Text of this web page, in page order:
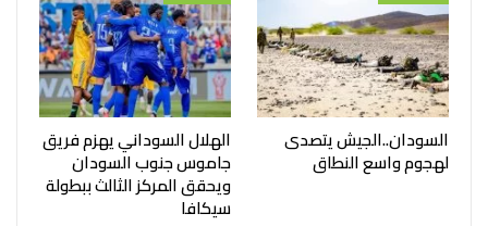
السودان..الجيش يتصدى
لهجوم واسع النطاق
الهلال السوداني يهزم فريق
جاموس جنوب السودان
ويحقق المركز الثالث ببطولة
سيكافا